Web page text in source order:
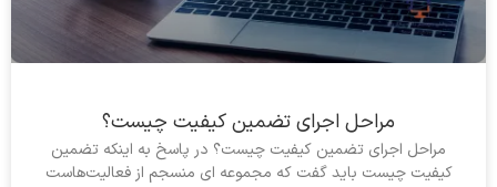
مراحل اجرای تضمین کیفیت چیست؟
مراحل اجرای تضمین کیفیت چیست؟ در پاسخ به اینکه تضمین
کیفیت چیست باید گفت که مجموعه ای منسجم از فعالیت‌هاست